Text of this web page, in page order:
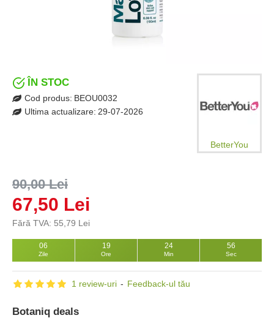
1 review-uri - Feedback-ul tău
06
Zile
19
Ore
24
Min
55
Sec
90,00 Lei
67,50 Lei
Fără TVA: 55,79 Lei
ÎN STOC
Cod produs: BEOU0032
Ultima actualizare: 29-07-2026
BetterYou
Botaniq deals